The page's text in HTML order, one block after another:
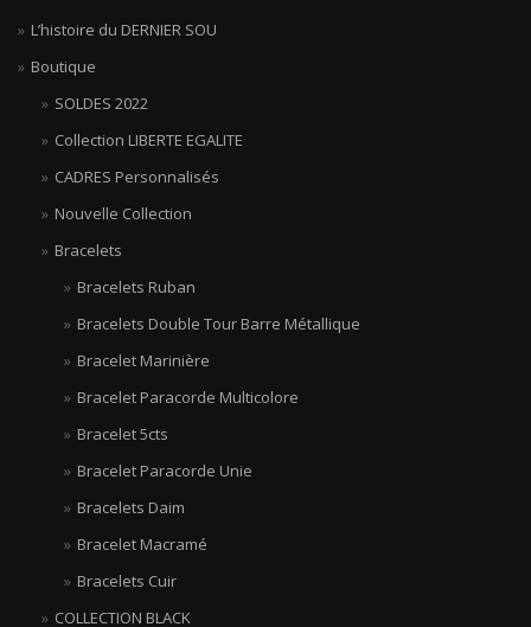
L’histoire du DERNIER SOU
Boutique
SOLDES 2022
Collection LIBERTE EGALITE
CADRES Personnalisés
Nouvelle Collection
Bracelets
Bracelets Ruban
Bracelets Double Tour Barre Métallique
Bracelet Marinière
Bracelet Paracorde Multicolore
Bracelet 5cts
Bracelet Paracorde Unie
Bracelets Daim
Bracelet Macramé
Bracelets Cuir
COLLECTION BLACK